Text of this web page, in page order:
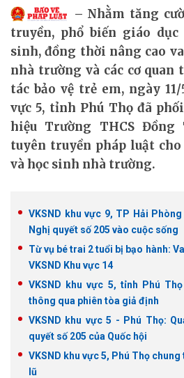
Nhằm tăng
truyền, phổ biến giáo
sinh, đồng thời nâng cao
nhà trường và các cơ
tác bảo vệ trẻ em, ngày 11/
vực 5, tỉnh Phú Thọ đã
hiệu Trường THCS Đồng
tuyên truyền pháp luật
và học sinh nhà trường.
VKSND khu vực 9, TP Hải
Nghị quyết số 205 vào cuộc sống
Từ vụ bé trai 2 tuổi bị bạo hành:
VKSND Khu vực 14
VKSND khu vực 5, tỉnh Phú
thông qua phiên tòa giả định
VKSND khu vực 5 - Phú Thọ:
quyết số 205 của Quốc hội
VKSND khu vực 5, Phú Thọ
lũ